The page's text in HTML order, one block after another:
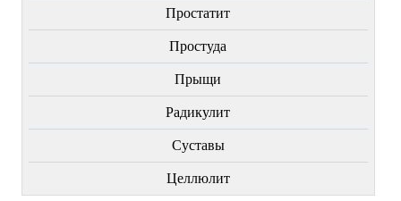
Простатит
Простуда
Прыщи
Радикулит
Суставы
Целлюлит